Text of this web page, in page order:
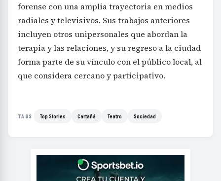
forense con una amplia trayectoria en medios
radiales y televisivos. Sus trabajos anteriores
incluyen otros unipersonales que abordan la
terapia y las relaciones, y su regreso a la ciudad
forma parte de su vínculo con el público local, al
que considera cercano y participativo.
TAGS Top Stories Cartañá Teatro Sociedad